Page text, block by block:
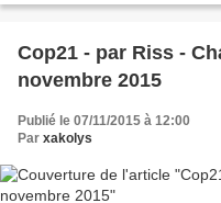
Cop21 - par Riss -
novembre 2015
Publié le 07/11/2015 à 12:00
Par xakolys